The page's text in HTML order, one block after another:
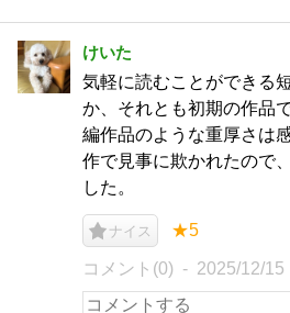
けいた
気軽に読むことができる
か、それとも初期の作品
編作品のような重厚さは
作で見事に欺かれたので
した。
ナイス ★5
コメント(0) 2025/12/15